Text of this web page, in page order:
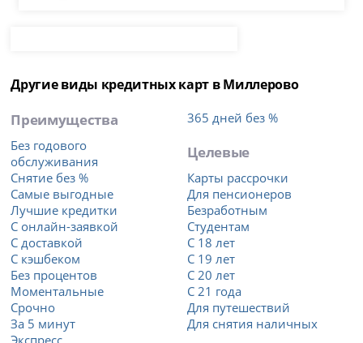
Другие виды кредитных карт в Миллерово
Преимущества
Без годового
обслуживания
Снятие без %
Самые выгодные
Лучшие кредитки
С онлайн-заявкой
С доставкой
С кэшбеком
Без процентов
Моментальные
Срочно
За 5 минут
Экспресс
365 дней без %
Целевые
Карты рассрочки
Для пенсионеров
Безработным
Студентам
С 18 лет
С 19 лет
С 20 лет
С 21 года
Для путешествий
Для снятия наличных